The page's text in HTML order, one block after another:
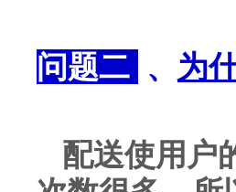
问题二 、 为
配送使用户